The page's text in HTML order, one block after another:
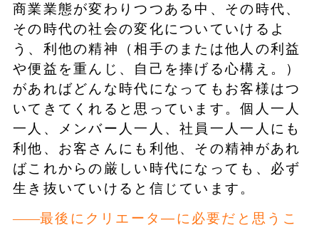
商業業態が変わりつつある中、その時代、
その時代の社会の変化についていけるよ
う、利他の精神（相手のまたは他人の利益
や便益を重んじ、自己を捧げる心構え。）
があればどんな時代になってもお客様はつ
いてきてくれると思っています。個人一人
一人、メンバー人一人、社員一人一人にも
利他、お客さんにも利他、その精神があれ
ばこれからの厳しい時代になっても、必ず
生き抜いていけると信じています。
最後にクリエータ―に必要だと思うこ